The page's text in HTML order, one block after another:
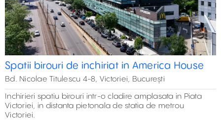
Spatii birouri de inchiriat in America House
Bd. Nicolae Titulescu 4-8, Victoriei, București
Inchirieri spatiu birouri intr-o cladire amplasata in Piata
Victoriei, in distanta pietonala de statia de metrou
Victoriei.